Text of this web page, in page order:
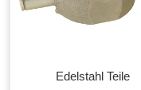
Edelstahl Teile